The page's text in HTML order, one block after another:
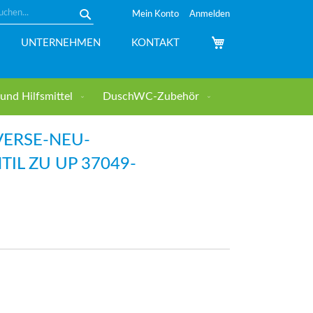
Mein Konto Anmelden
UNTERNEHMEN KONTAKT
Hilfsmittel DuschWC-Zubehör
NEU-
ZU UP 37049-